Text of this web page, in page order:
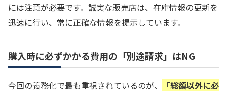
には注意が必要です。誠実な販売店は、在庫情報の更新を
迅速に行い、常に正確な情報を提示しています。
購入時に必ずかかる費用の「別途請求」はNG
今回の義務化で最も重視されているのが、
「総額以外に必